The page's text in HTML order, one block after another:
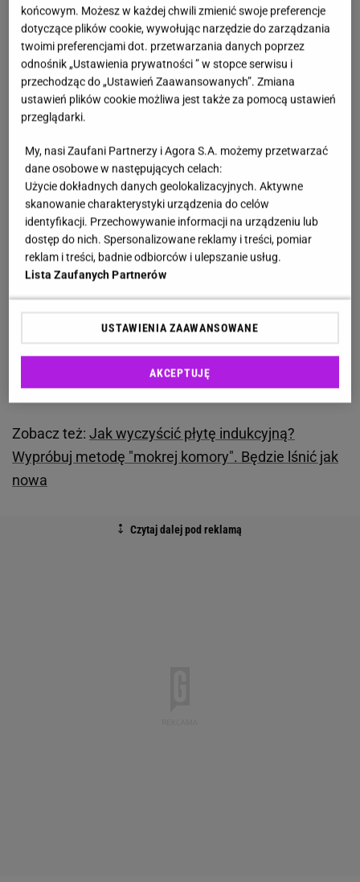
Zobacz wideoPłyn do zakurzonych powierzchni.
Meble będą pachnące i błyszczące
Czym czyścić czarny zlew? Babciny sposób działa
cuda
Pielęgnacja czarnej armatury, choć z pozoru może
wydawać się trudna, tak naprawdę jest banalnie
prosta. Zasady działania są mniej więcej takie same
jak przy popularnych srebrnych wykończeniach, na
których również z czasem zaczynają pojawiać się
zacieki.Sekret związany z utrzymaniem ich w
dobrej kondycji polega na regularnym przecieraniu
baterii do sucha po każdym użyciu. W ten sposób
unikniemy powstawania brzydkich plam oraz
gromadzenia się kamienia w poszczególnych
częściach zlewu.
Zobacz też: Jak wyczyścić płytę indukcyjną?
Wypróbuj metodę "mokrej komory". Będzie lśnić jak
nowa
końcowym. Możesz w każdej chwili zmienić swoje preferencje
dotyczące plików cookie, wywołując narzędzie do zarządzania
twoimi preferencjami dot. przetwarzania danych poprzez
odnośnik „Ustawienia prywatności ” w stopce serwisu i
przechodząc do „Ustawień Zaawansowanych”. Zmiana
ustawień plików cookie możliwa jest także za pomocą ustawień
przeglądarki.
My, nasi Zaufani Partnerzy i Agora S.A. możemy przetwarzać
dane osobowe w następujących celach:
Użycie dokładnych danych geolokalizacyjnych. Aktywne
skanowanie charakterystyki urządzenia do celów
identyfikacji. Przechowywanie informacji na urządzeniu lub
dostęp do nich. Spersonalizowane reklamy i treści, pomiar
reklam i treści, badnie odbiorców i ulepszanie usług.
Lista Zaufanych Partnerów
USTAWIENIA ZAAWANSOWANE
AKCEPTUJĘ